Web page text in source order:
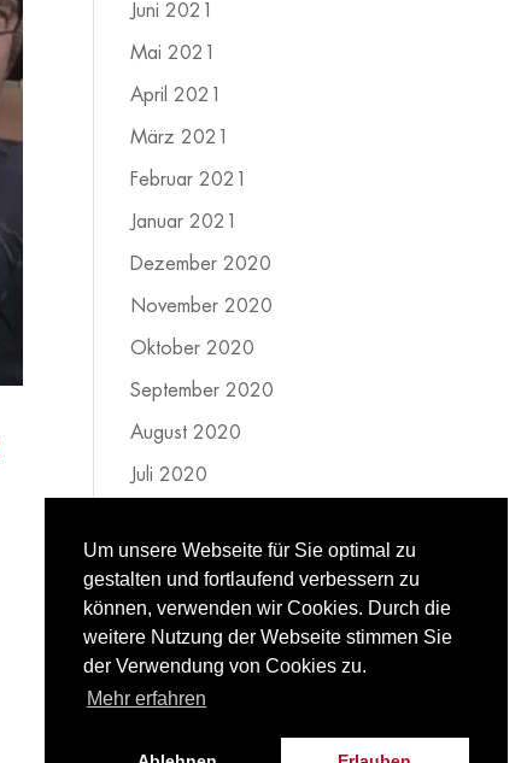
Juni 2021
Mai 2021
April 2021
März 2021
Februar 2021
Januar 2021
Dezember 2020
November 2020
Oktober 2020
September 2020
August 2020
Juli 2020
Mai 2020
April 2020
März 2020
Um unsere Webseite für Sie optimal zu
gestalten und fortlaufend verbessern zu
können, verwenden wir Cookies. Durch die
weitere Nutzung der Webseite stimmen Sie
der Verwendung von Cookies zu.
Mehr erfahren